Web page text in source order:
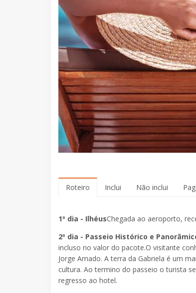
Roteiro Inclui Não inclui
1º dia - IlhéusChegada ao aeroporto,
2º dia - Passeio Histórico e
incluso no valor do pacote.O visitante
Jorge Amado. A terra da Gabriela é um
cultura. Ao termino do passeio o turista
regresso ao hotel.